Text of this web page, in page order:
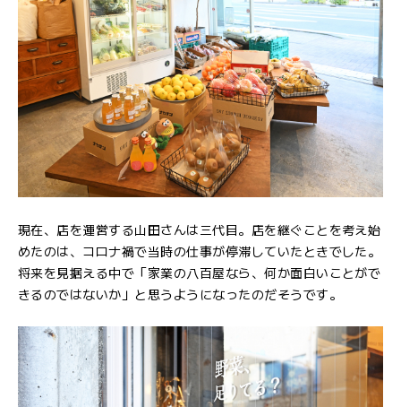
現在、店を運営する山田さんは三代目。店を継ぐことを考え始
めたのは、コロナ禍で当時の仕事が停滞していたときでした。
将来を見据える中で「家業の八百屋なら、何か面白いことがで
きるのではないか」と思うようになったのだそうです。